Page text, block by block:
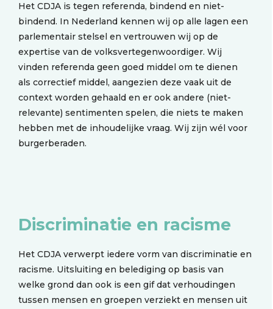
Het CDJA is tegen referenda, bindend en niet-
bindend. In Nederland kennen wij op alle lagen een
parlementair stelsel en vertrouwen wij op de
expertise van de volksvertegenwoordiger. Wij
vinden referenda geen goed middel om te dienen
als correctief middel, aangezien deze vaak uit de
context worden gehaald en er ook andere (niet-
relevante) sentimenten spelen, die niets te maken
hebben met de inhoudelijke vraag. Wij zijn wél voor
burgerberaden.
Discriminatie en racisme
Het CDJA verwerpt iedere vorm van discriminatie en
racisme. Uitsluiting en belediging op basis van
welke grond dan ook is een gif dat verhoudingen
tussen mensen en groepen verziekt en mensen uit